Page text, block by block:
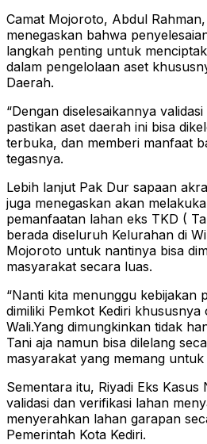
Camat Mojoroto, Abdul
menegaskan bahwa
langkah penting untuk
dalam pengelolaan aset
Daerah.
“Dengan diselesaikannya
pastikan aset daerah ini bisa
terbuka, dan memberi manfaat
tegasnya.
Lebih lanjut Pak Dur sapaan
juga menegaskan akan
pemanfaatan lahan eks TKD (
berada diseluruh Kelurahan di
Mojoroto untuk nantinya bisa
masyarakat secara luas.
“Nanti kita menunggu kebijakan
dimiliki Pemkot Kediri
Wali.Yang dimungkinkan tidak
Tani aja namun bisa dilelang
masyarakat yang memang
Sementara itu, Riyadi Eks Kasus
validasi dan verifikasi lahan
menyerahkan lahan garapan
Pemerintah Kota Kediri.